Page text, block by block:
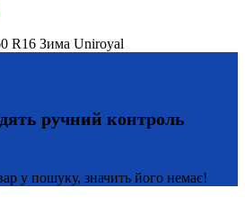
R16 Зима Uniroyal
ручний контроль
у пошуку, значить його немає!